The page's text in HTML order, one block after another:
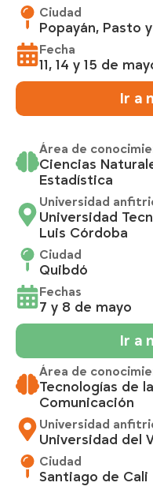
Ir a
Ciudad
Popayán, Pasto
Fecha
11, 14 y 15 de
Área de
Tecnologías de
Comunicación
Universidad
Universidad del
Ciudad
Santiago de Cali
Ir a
Área de
Ciencias
Estadística
Universidad
Universidad
Luis Córdoba
Ciudad
Quibdó
Fechas
7 y 8 de mayo